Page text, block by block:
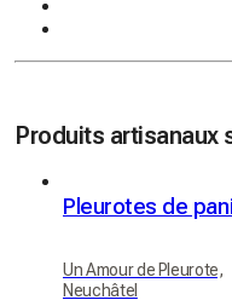
Produits artisanaux
Un Amour de Pleurote,
Neuchâtel